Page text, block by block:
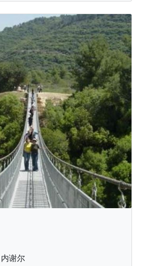
谢尔